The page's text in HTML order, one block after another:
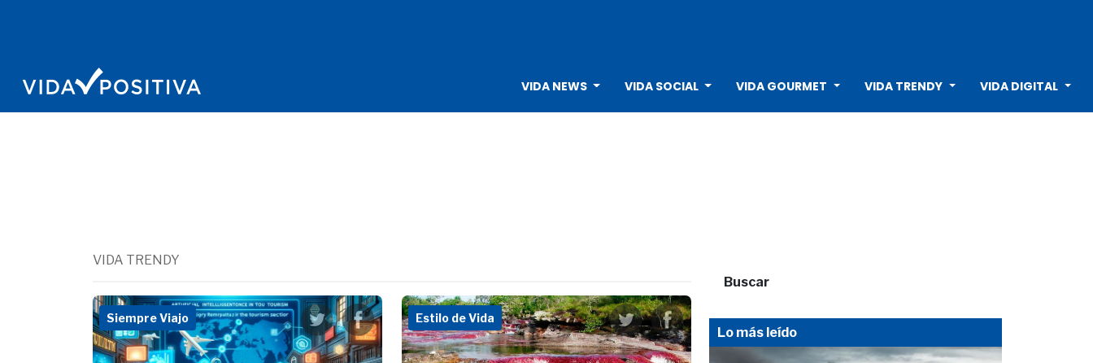
VIDA NEWS VIDA SOCIAL VIDA GOURMET VIDA TRENDY VIDA DIGITAL
VIDA TRENDY
Siempre Viajo Estilo de Vida
Buscar
Lo más leído